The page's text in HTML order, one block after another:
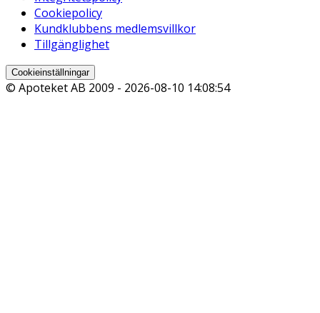
Cookiepolicy
Kundklubbens medlemsvillkor
Tillgänglighet
Cookieinställningar
© Apoteket AB 2009 - 2026-08-10 14:08:54